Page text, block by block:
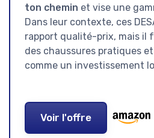
ton chemin et vise une
Dans leur contexte, ces
rapport qualité-prix, mais il
des chaussures pratiques
comme un investissement
Voir l'offre